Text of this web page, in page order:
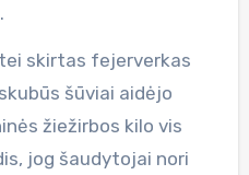
skirtas fejerverkas
šūviai aidėjo
žiežirbos kilo vis
jog šaudytojai nori